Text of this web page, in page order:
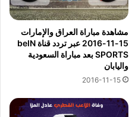
مشاهدة مباراة العراق والإمارات
15-11-2016 عبر تردد قناة beIN
SPORTS بعد مباراة السعودية
واليابان
2016-11-15